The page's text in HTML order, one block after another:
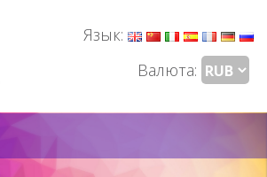
Язык:
Валюта: